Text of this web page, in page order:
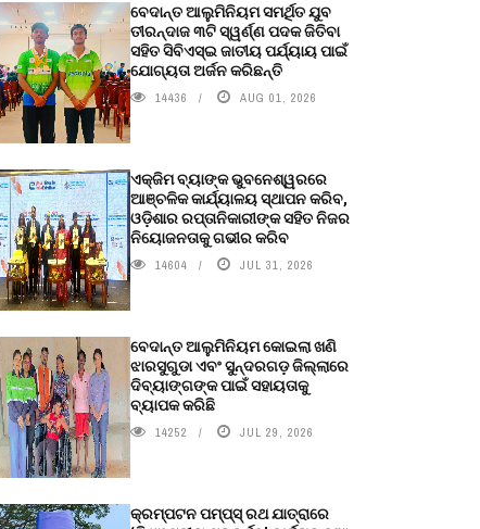
ବେଦାନ୍ତ ଆଲୁମିନିୟମ ସମର୍ଥିତ ଯୁବ
ତୀରନ୍ଦାଜ ୩ଟି ସ୍ୱର୍ଣ୍ଣ ପଦକ ଜିତିବା
ସହିତ ସିବିଏସ୍ଇ ଜାତୀୟ ପର୍ଯ୍ୟାୟ ପାଇଁ
ଯୋଗ୍ୟତା ଅର୍ଜନ କରିଛନ୍ତି
14436 AUG 01, 2026
ଏକ୍ଜିମ ବ୍ୟାଙ୍କ ଭୁବନେଶ୍ୱରରେ
ଆଞ୍ଚଳିକ କାର୍ଯ୍ୟାଳୟ ସ୍ଥାପନ କରିବ,
ଓଡ଼ିଶାର ରପ୍ତାନିକାରୀଙ୍କ ସହିତ ନିଜର
ନିୟୋଜନତାକୁ ଗଭୀର କରିବ
14604 JUL 31, 2026
ବେଦାନ୍ତ ଆଲୁମିନିୟମ କୋଇଲା ଖଣି
ଝାରସୁଗୁଡା ଏବଂ ସୁନ୍ଦରଗଡ଼ ଜିଲ୍ଲାରେ
ଦିବ୍ୟାଙ୍ଗଙ୍କ ପାଇଁ ସହାୟତାକୁ
ବ୍ୟାପକ କରିଛି
14252 JUL 29, 2026
କ୍ରମ୍ପଟନ ପମ୍ପ୍‌ସ୍‌ ରଥ ଯାତ୍ରାରେ